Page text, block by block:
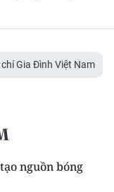
chí Gia Đình Việt Nam
nguồn bóng